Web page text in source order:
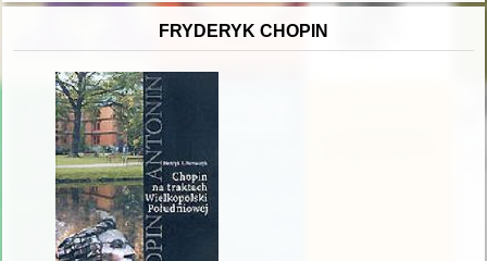
FRYDERYK CHOPIN